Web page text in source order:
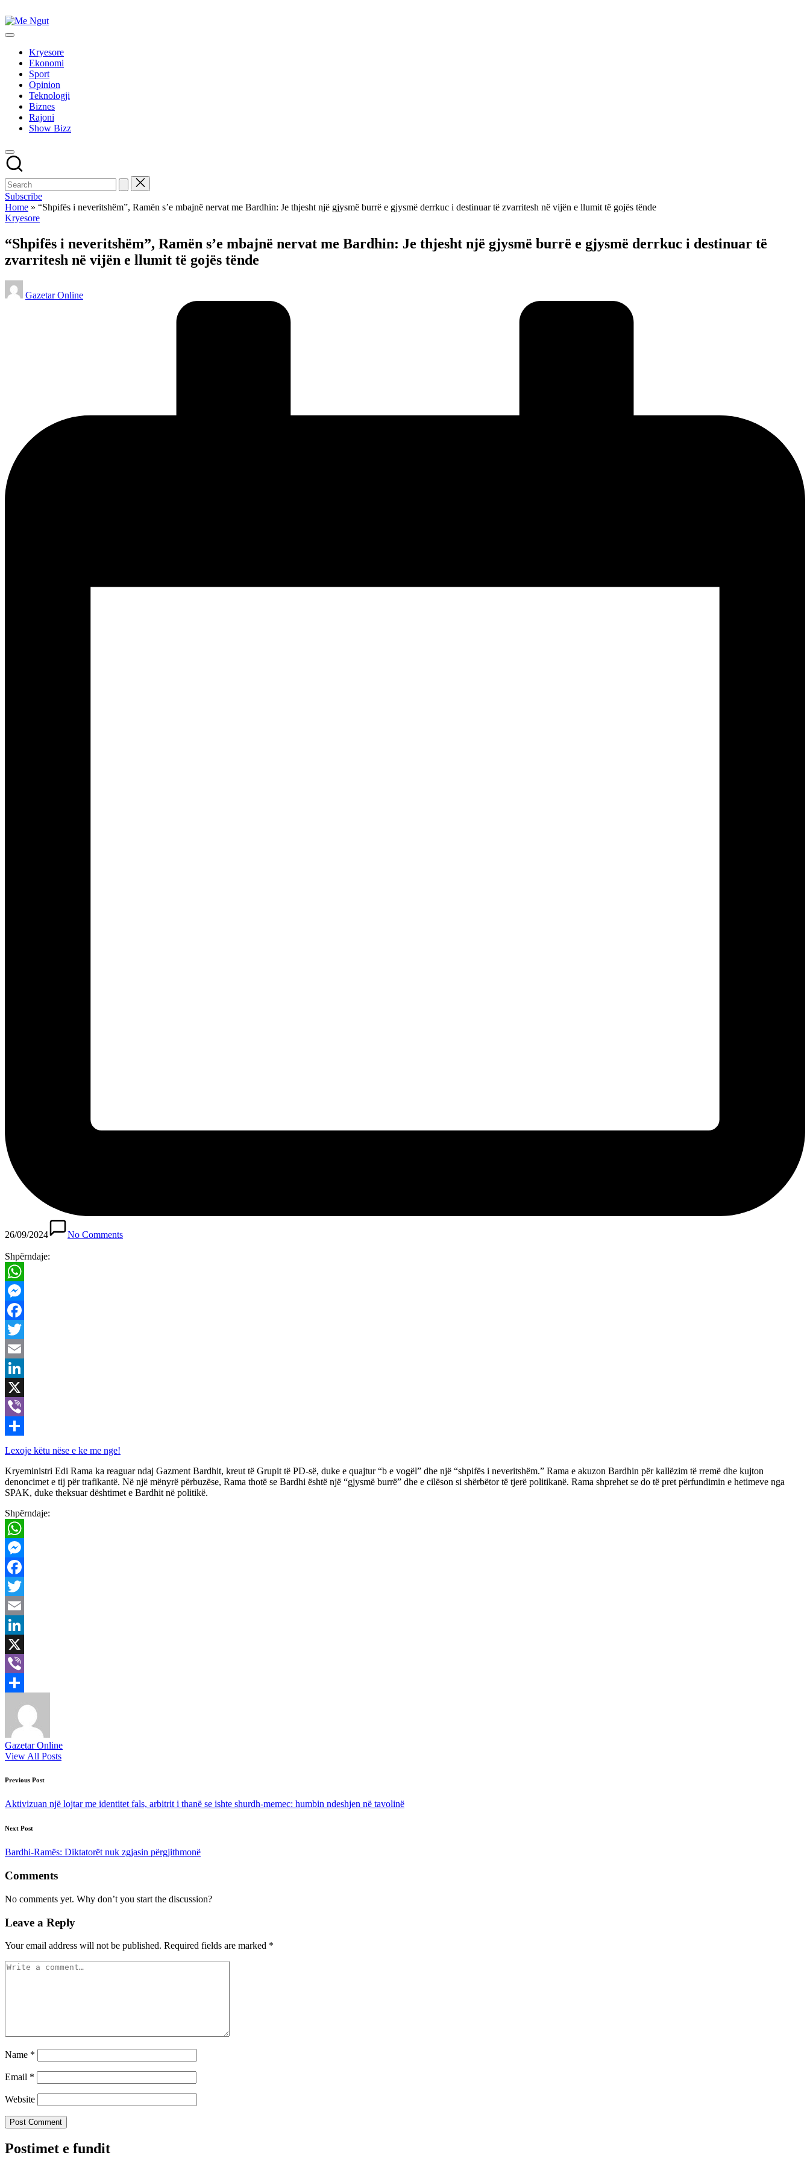
to
content
Me
Këtu
lajmet
ngut
Kryesore
Ekonomi
Sport
Opinion
Teknologji
Biznes
Rajoni
Show Bizz
Subscribe
Home » “Shpifës i neveritshëm”, Ramën s’e mbajnë nervat me Bardhin: Je thjesht një gjysmë burrë e gjysmë derrkuc i destinuar të zvarritesh në vijën e llumit të gojës tënde
Posted
Kryesore
“Shpifës i neveritshëm”, Ramën s’e mbajnë nervat me Bardhin: Je thjesht një gjysmë burrë e gjysmë derrkuc i destinuar të
zvarritesh në vijën e llumit të gojës tënde
Posted
by
Gazetar Online
26/09/2024 No Comments
Shpërndaje:
WhatsApp
Messenger
Facebook
Twitter
Email
LinkedIn
X
Viber
Share
Lexoje këtu nëse e ke me nge!
Kryeministri Edi Rama ka reaguar ndaj Gazment Bardhit, kreut të Grupit të PD-së, duke e quajtur “b e vogël” dhe një “shpifës i neveritshëm.” Rama e akuzon Bardhin për kallëzim të rremë dhe kujton
denoncimet e tij për trafikantë. Në një mënyrë përbuzëse, Rama thotë se Bardhi është një “gjysmë burrë” dhe e cilëson si shërbëtor të tjerë politikanë. Rama shprehet se do të pret përfundimin e hetimeve nga
SPAK, duke theksuar dështimet e Bardhit në politikë.
Shpërndaje:
WhatsApp
Messenger
Facebook
Twitter
Email
LinkedIn
X
Viber
Gazetar Online
View All Posts
Post
navigation
Previous Post
Aktivizuan një lojtar me identitet fals, arbitrit i thanë se ishte shurdh-memec: humbin ndeshjen në tavolinë
Next Post
Bardhi-Ramës: Diktatorët nuk zgjasin përgjithmonë
Comments
No comments yet. Why don’t you start the discussion?
Leave a Reply
Your email address will not be published. Required fields are marked *
Name *
Email *
Website
Postimet e fundit